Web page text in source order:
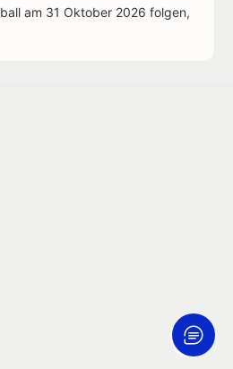
am 31 Oktober 2026 folgen,